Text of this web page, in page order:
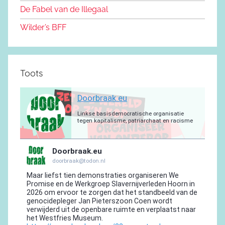
o
De Fabel van de Illegaal
Wilder’s BFF
Toots